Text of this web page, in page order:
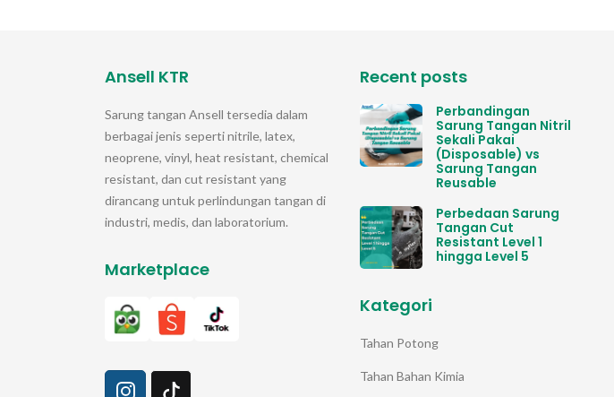
Ansell KTR
Sarung tangan Ansell tersedia dalam
berbagai jenis seperti nitrile, latex,
neoprene, vinyl, heat resistant, chemical
resistant, dan cut resistant yang
dirancang untuk perlindungan tangan di
industri, medis, dan laboratorium.
Marketplace
Recent posts
Perbandingan
Sarung Tangan Nitril
Sekali Pakai
(Disposable) vs
Sarung Tangan
Reusable
Perbedaan Sarung
Tangan Cut
Resistant Level 1
hingga Level 5
Kategori
Tahan Potong
Tahan Bahan Kimia